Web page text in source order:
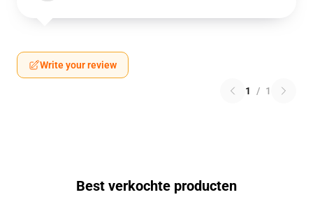
Write your review
1 / 1
Best verkochte producten